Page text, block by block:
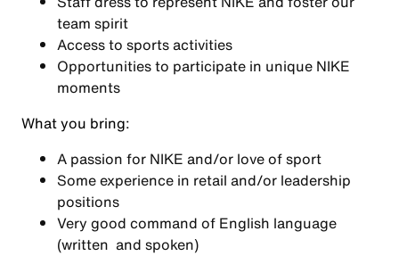
team spirit
Access to sports activities
Opportunities to participate in unique NIKE
moments
What you bring:
A passion for NIKE and/or love of sport
Some experience in retail and/or leadership
positions
Very good command of English language
(written and spoken)